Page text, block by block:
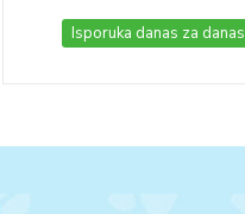
Isporuka danas za danas